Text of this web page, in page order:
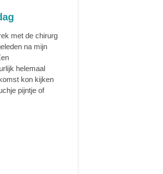
met de chirurg
na mijn
helemaal
kon kijken
pijntje of